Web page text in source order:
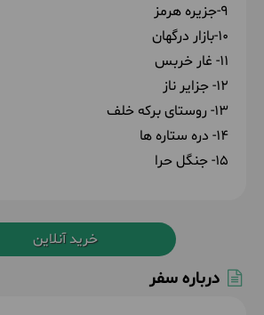
9-جزیره هرمز
10-بازار درگهان
11- غار خربس
12- جزایر ناز
13- روستای برکه خلف
14- دره ستاره ها
15- جنگل حرا
خرید آنلاین
درباره سفر